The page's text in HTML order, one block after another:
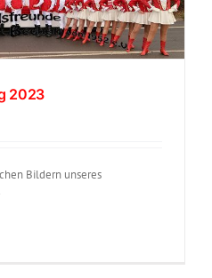
2023
Bildern unseres